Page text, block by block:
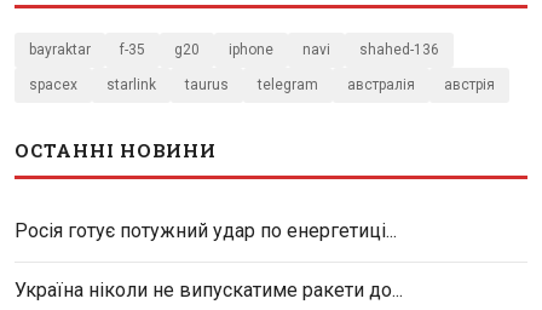
bayraktar f-35 g20 iphone navi shahed-136
spacex starlink taurus telegram австралія австрія
ОСТАННІ НОВИНИ
Росія готує потужний удар по енергетиці...
Україна ніколи не випускатиме ракети до...